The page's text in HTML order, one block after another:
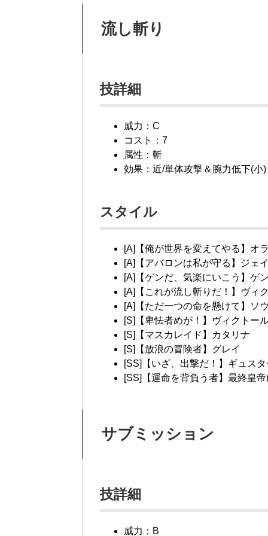
流し斬り
技詳細
威力：C
コスト：7
属性：斬
効果：近/単体攻撃＆腕力低下(小)
スタイル
[A]【俺が世界を変えてやる】オ
[A]【アバロンは私が守る】ジェ
[A]【ゲンだ、気楽にいこう】ゲン
[A]【これが流し斬りだ！】ヴィ
[A]【ただ一つの命を懸けて】ソ
[S]【卑怯者めが！】ヴィクトー
[S]【マスカレイド】カタリナ
[S]【放浪の冒険者】グレイ
[SS]【いざ、出撃だ！】ギュス
[SS]【運命を背負う者】最終皇帝
サブミッション
技詳細
威力：B